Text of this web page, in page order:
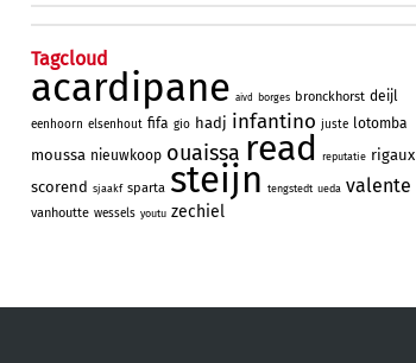
Tagcloud
acardipane aivd borges bronckhorst deijl
eenhoorn elsenhout fifa gio hadj infantino juste lotomba
moussa nieuwkoop ouaissa read reputatie rigaux
scorend sjaakf sparta steijn tengstedt ueda valente
vanhoutte wessels youtu zechiel